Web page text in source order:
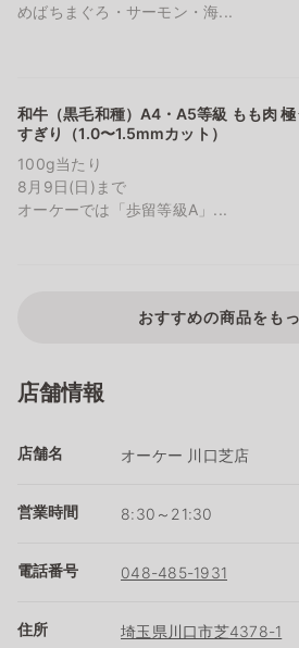
めばちまぐろ・サーモン・海...
和牛（黒毛和種）A4・A5等級 もも肉 極
すぎり（1.0〜1.5mmカット）
100g当たり
8月9日(日)まで
オーケーでは「歩留等級A」...
おすすめの商品をも
店舗情報
店舗名 オーケー 川口芝店
営業時間 8:30～21:30
電話番号 048-485-1931
住所 埼玉県川口市芝4378-1